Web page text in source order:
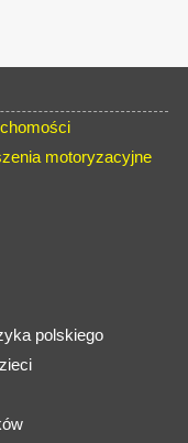
motoryzacyjne
polskiego